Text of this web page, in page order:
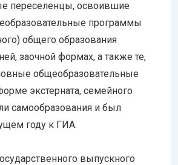
переселенцы, освоившие
программы
общего образования
заочной формах, а также те,
общеобразовательные
экстерната, семейного
самообразования и был
году к ГИА.
выпускного